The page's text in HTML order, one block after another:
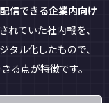
信できる企業内向け
れていた社内報を、
タル化したもので、
る点が特徴です。